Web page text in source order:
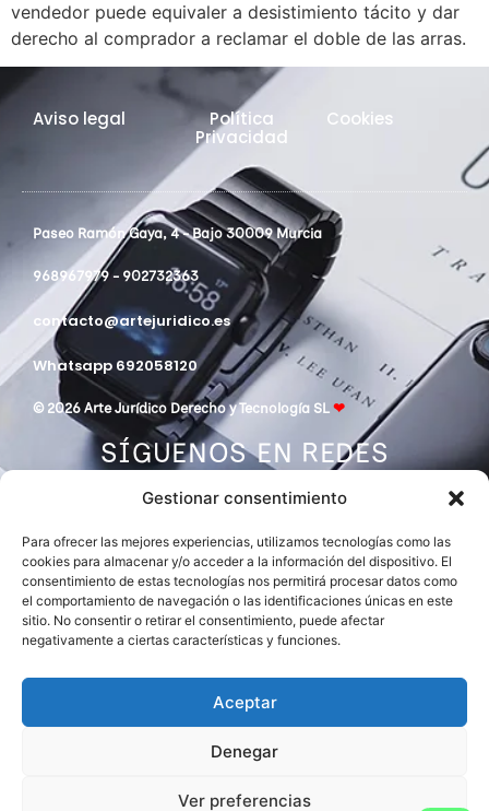
Gestionar consentimiento
Para ofrecer las mejores experiencias, utilizamos tecnologías como las
cookies para almacenar y/o acceder a la información del dispositivo. El
consentimiento de estas tecnologías nos permitirá procesar datos como
el comportamiento de navegación o las identificaciones únicas en este
sitio. No consentir o retirar el consentimiento, puede afectar
negativamente a ciertas características y funciones.
Aceptar
Denegar
Ver preferencias
vendedor puede equivaler a desistimiento tácito y dar
derecho al comprador a reclamar el doble de las arras.
Aviso legal
Política
Privacidad
Cookies
Paseo Ramón Gaya, 4 - Bajo 30009 Murcia
968967979 - 902732363
contacto@artejuridico.es
Whatsapp 692058120
© 2026 Arte Jurídico Derecho y Tecnología SL ❤
SÍGUENOS EN REDES
DESPACHO MIEMBRO DE
INTERNATIONAL LAWYERS NETWORK